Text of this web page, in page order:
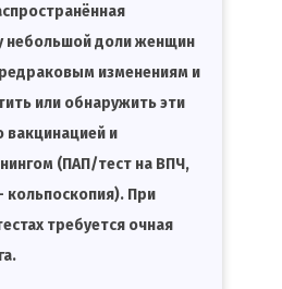
небольшой доли женщин
изменениям и
или обнаружить эти
вакцинацией и
(ПАП/тест на ВПЧ,
кольпоскопия). При
требуется очная